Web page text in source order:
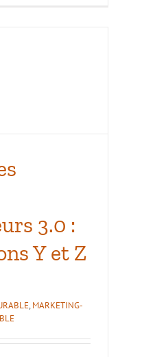
3.0 :
Y et Z
, MARKETING-